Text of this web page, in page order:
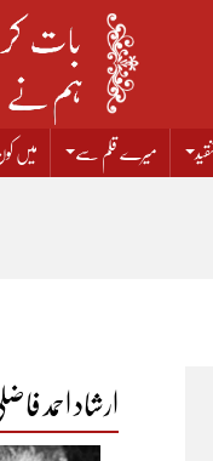
میرے قلم سے میں
ارشاد احمد